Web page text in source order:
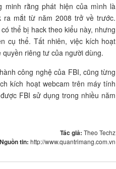
rằng phát hiện của mình là
ra mắt từ năm 2008 trở về trước.
thể bị hack theo kiểu này, nhưng
cụ thể. Tất nhiên, việc kích hoạt
riêng tư của người dùng.
công nghệ của FBI, cũng từng
kích hoạt webcam trên máy tính
FBI sử dụng trong nhiều năm
Tác giả:Theo Techz
Nguồn tin:http://www.quantrimang.com.vn